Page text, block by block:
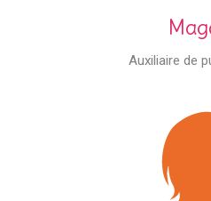
Auxiliaire de